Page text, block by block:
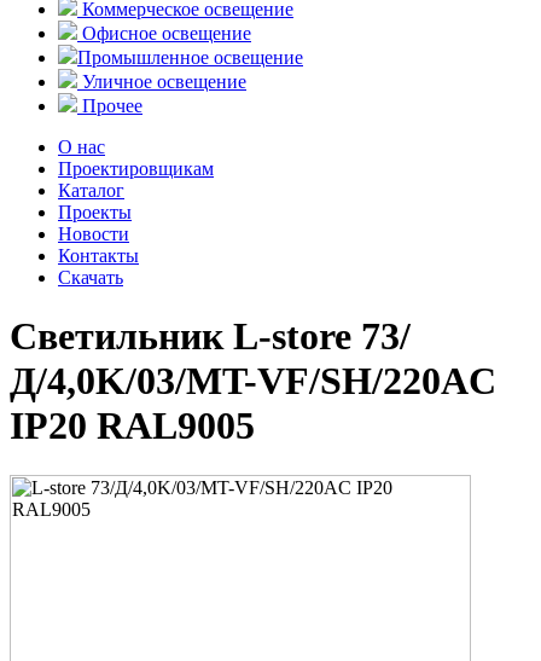
Коммерческое освещение
Офисное освещение
Промышленное освещение
Уличное освещение
Прочее
О нас
Проектировщикам
Каталог
Проекты
Новости
Контакты
Скачать
Светильник L-store 73/
Д/4,0K/03/MT-VF/SH/220AC
IP20 RAL9005